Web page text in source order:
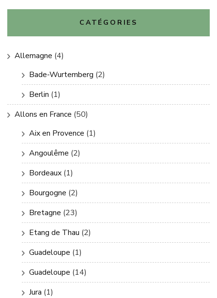
CATÉGORIES
Allemagne (4)
Bade-Wurtemberg (2)
Berlin (1)
Allons en France (50)
Aix en Provence (1)
Angoulême (2)
Bordeaux (1)
Bourgogne (2)
Bretagne (23)
Etang de Thau (2)
Guadeloupe (1)
Guadeloupe (14)
Jura (1)